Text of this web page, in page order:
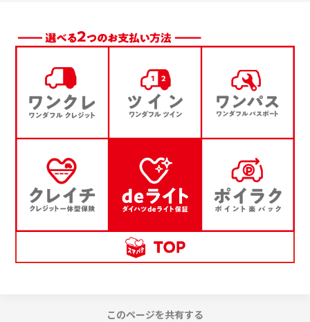
このページを共有する